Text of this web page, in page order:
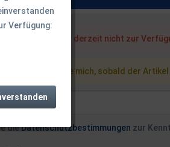
Dieser Artikel steht derzeit nicht zur
Benachrichtigen Sie mich, sobald der
dieDatenschutzbestimmungen zur
Verfügung: